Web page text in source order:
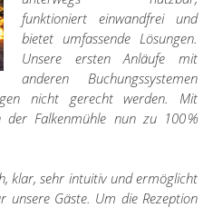
funktioniert einwandfrei und
bietet umfassende Lösungen.
Unsere ersten Anläufe mit
anderen Buchungssystemen
nicht gerecht werden. Mit
Falkenmühle nun zu 100 %
klar, sehr intuitiv und ermöglicht
unsere Gäste. Um die Rezeption